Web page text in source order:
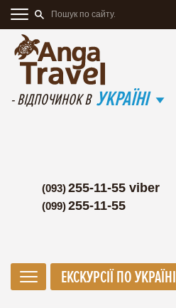
- ВІДПОЧИНОК В УКРАЇНІ
(093)255-11-55 viber
(099)255-11-55
ЕКСКУРСІЇ ПО УКРАЇНІ